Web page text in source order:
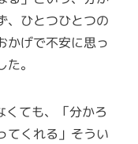
、ひとつひとつの
かげで不安に思っ
。
ても、「分かろ
てくれる」そうい